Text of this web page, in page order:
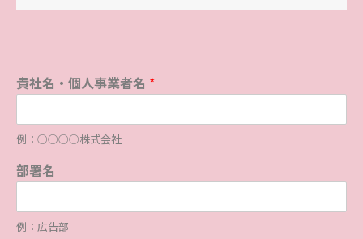
貴社名・個人事業者名 *
例：○○○○株式会社
部署名
例：広告部